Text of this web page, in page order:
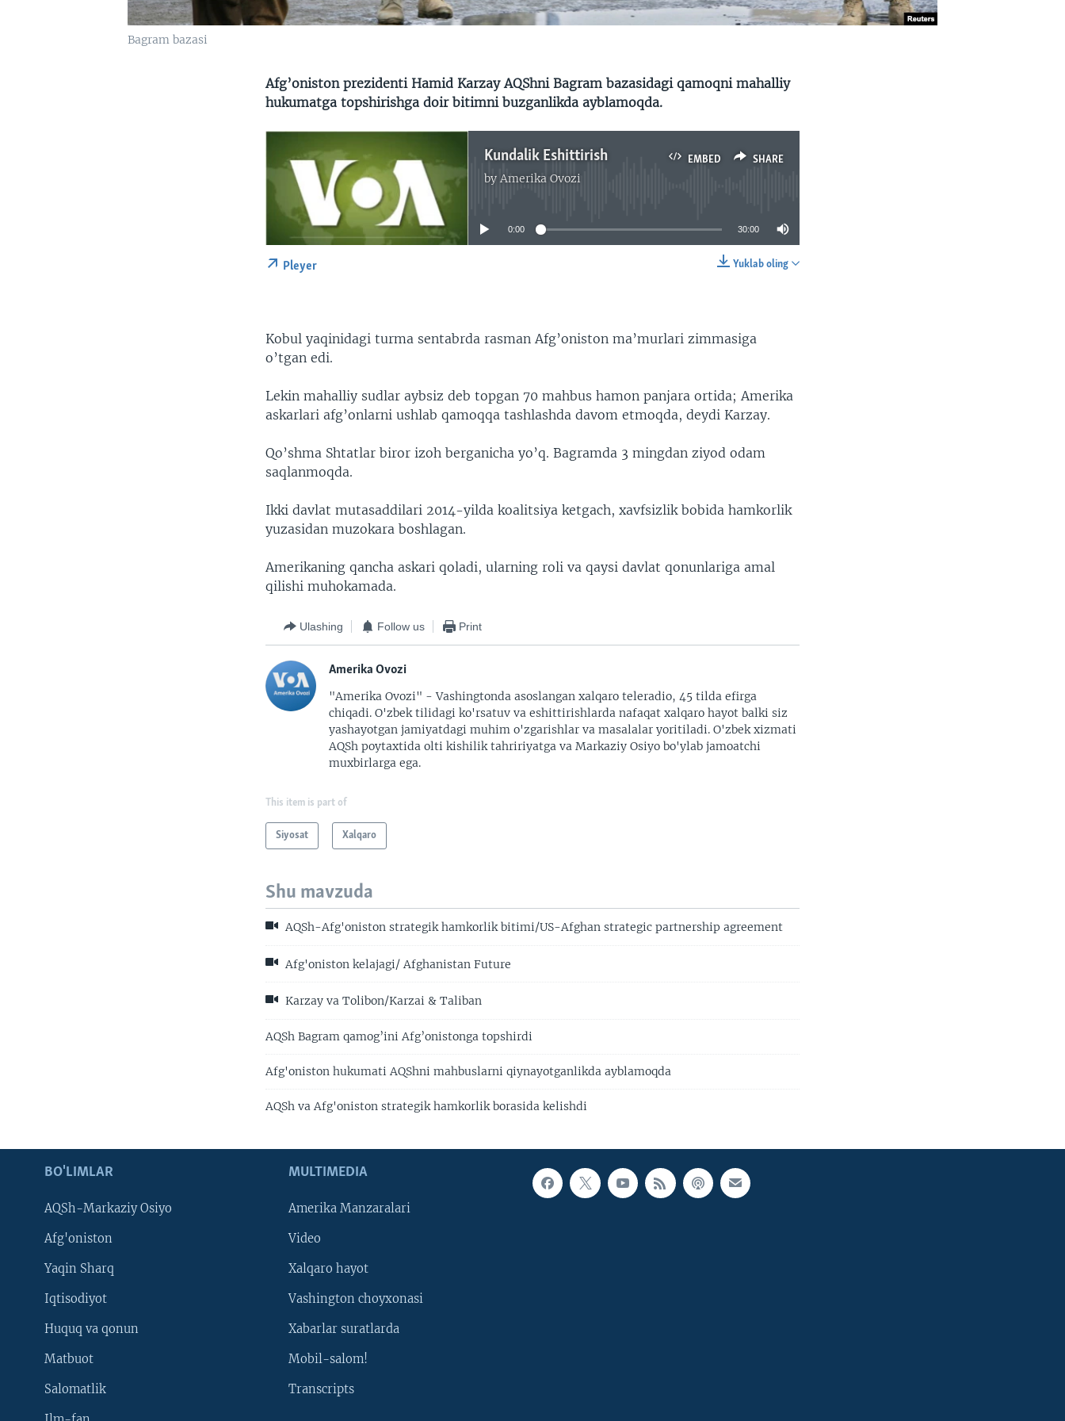
Bagram bazasi
Afg’oniston prezidenti Hamid Karzay AQShni Bagram bazasidagi qamoqni mahalliy
hukumatga topshirishga doir bitimni buzganlikda ayblamoqda.
EMBED SHARE
Kundalik Eshittirish
byAmerika Ovozi
No media source currently available
0:00 30:00
Yuklab oling
Pleyer
Kobul yaqinidagi turma sentabrda rasman Afg’oniston ma’murlari zimmasiga
o’tgan edi.
Lekin mahalliy sudlar aybsiz deb topgan 70 mahbus hamon panjara ortida; Amerika
askarlari afg’onlarni ushlab qamoqqa tashlashda davom etmoqda, deydi Karzay.
Qo’shma Shtatlar biror izoh berganicha yo’q. Bagramda 3 mingdan ziyod odam
saqlanmoqda.
Ikki davlat mutasaddilari 2014-yilda koalitsiya ketgach, xavfsizlik bobida hamkorlik
yuzasidan muzokara boshlagan.
Amerikaning qancha askari qoladi, ularning roli va qaysi davlat qonunlariga amal
qilishi muhokamada.
Ulashing Follow us Print
Amerika Ovozi
"Amerika Ovozi" - Vashingtonda asoslangan xalqaro teleradio, 45 tilda efirga
chiqadi. O'zbek tilidagi ko'rsatuv va eshittirishlarda nafaqat xalqaro hayot balki siz
yashayotgan jamiyatdagi muhim o'zgarishlar va masalalar yoritiladi. O'zbek xizmati
AQSh poytaxtida olti kishilik tahririyatga va Markaziy Osiyo bo'ylab jamoatchi
muxbirlarga ega.
This item is part of
Siyosat Xalqaro
Shu mavzuda
AQSh-Afg'oniston strategik hamkorlik bitimi/US-Afghan strategic partnership agreement
Afg'oniston kelajagi/ Afghanistan Future
Karzay va Tolibon/Karzai & Taliban
AQSh Bagram qamog’ini Afg’onistonga topshirdi
Afg'oniston hukumati AQShni mahbuslarni qiynayotganlikda ayblamoqda
AQSh va Afg'oniston strategik hamkorlik borasida kelishdi
BO'LIMLAR
AQSh-Markaziy Osiyo
Afg'oniston
Yaqin Sharq
Iqtisodiyot
Huquq va qonun
Matbuot
Salomatlik
MULTIMEDIA
Amerika Manzaralari
Video
Xalqaro hayot
Vashington choyxonasi
Xabarlar suratlarda
Mobil-salom!
Transcripts